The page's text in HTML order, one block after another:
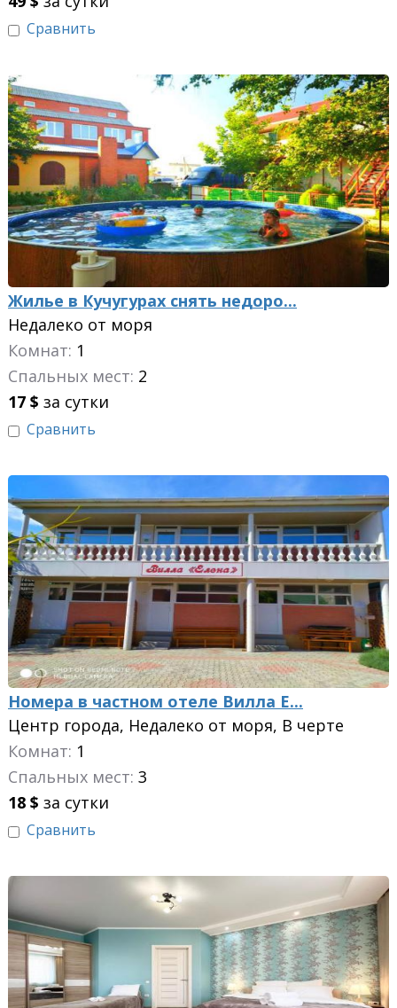
Сравнить
Жилье в Кучугурах снять недоро...
Недалеко от моря
Комнат: 1
Спальных мест: 2
17 $ за сутки
Сравнить
Номера в частном отеле Вилла Е...
Центр города, Недалеко от моря, В черте
города
Комнат: 1
Спальных мест: 3
18 $ за сутки
Сравнить